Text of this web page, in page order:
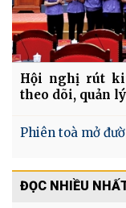
Hội nghị rút
theo dõi, quản
Phiên toà mở
ĐỌC NHIỀU